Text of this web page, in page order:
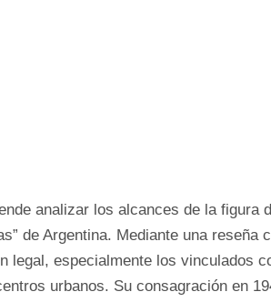
analizar los alcances de la figura
de Argentina. Mediante una reseña
legal, especialmente los vinculados
urbanos. Su consagración en